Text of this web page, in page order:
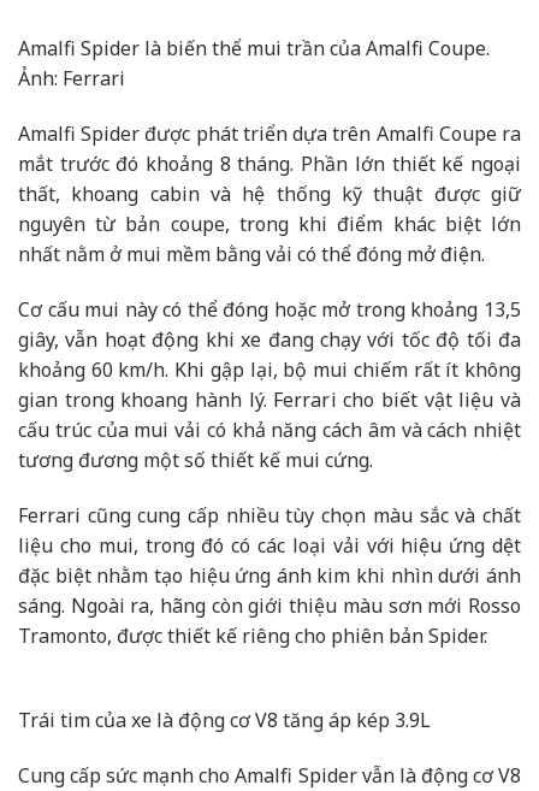
Amalfi Spider là biến thể mui trần của Amalfi Coupe.
Ảnh: Ferrari
Amalfi Spider được phát triển dựa trên Amalfi Coupe ra
mắt trước đó khoảng 8 tháng. Phần lớn thiết kế ngoại
thất, khoang cabin và hệ thống kỹ thuật được giữ
nguyên từ bản coupe, trong khi điểm khác biệt lớn
nhất nằm ở mui mềm bằng vải có thể đóng mở điện.
Cơ cấu mui này có thể đóng hoặc mở trong khoảng 13,5
giây, vẫn hoạt động khi xe đang chạy với tốc độ tối đa
khoảng 60 km/h. Khi gập lại, bộ mui chiếm rất ít không
gian trong khoang hành lý. Ferrari cho biết vật liệu và
cấu trúc của mui vải có khả năng cách âm và cách nhiệt
tương đương một số thiết kế mui cứng.
Ferrari cũng cung cấp nhiều tùy chọn màu sắc và chất
liệu cho mui, trong đó có các loại vải với hiệu ứng dệt
đặc biệt nhằm tạo hiệu ứng ánh kim khi nhìn dưới ánh
sáng. Ngoài ra, hãng còn giới thiệu màu sơn mới Rosso
Tramonto, được thiết kế riêng cho phiên bản Spider.
Trái tim của xe là động cơ V8 tăng áp kép 3.9L
Cung cấp sức mạnh cho Amalfi Spider vẫn là động cơ V8